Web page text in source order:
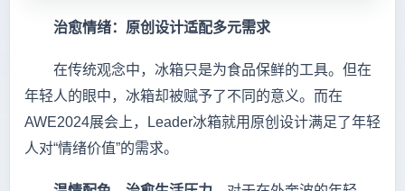
治愈情绪：原创设计适配多元需求
在传统观念中，冰箱只是为食品保鲜的工具。但在
年轻人的眼中，冰箱却被赋予了不同的意义。而在
AWE2024展会上，Leader冰箱就用原创设计满足了年轻
人对“情绪价值”的需求。